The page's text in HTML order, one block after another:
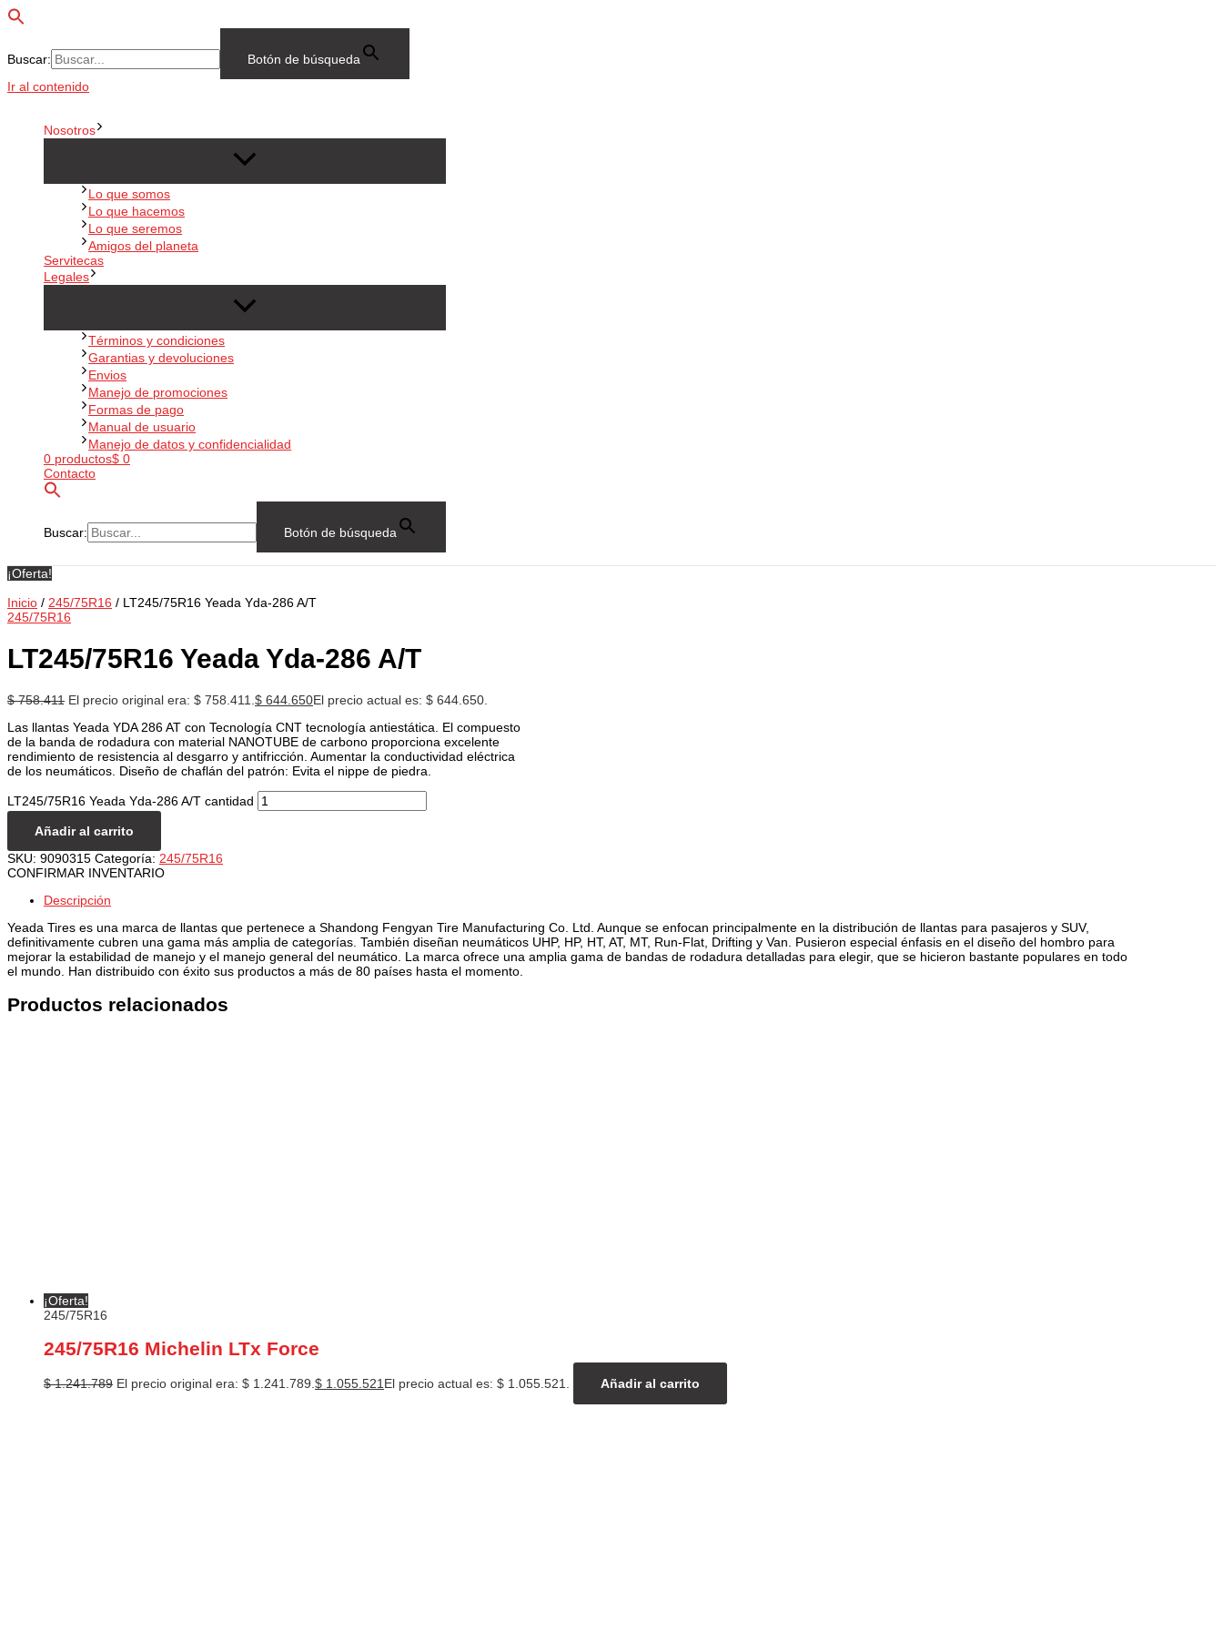
Buscar:
Botón de búsqueda
Ir al contenido
Nosotros
Lo que somos
Lo que hacemos
Lo que seremos
Amigos del planeta
Servitecas
Legales
Términos y condiciones
Garantias y devoluciones
Envios
Manejo de promociones
Formas de pago
Manual de usuario
Manejo de datos y confidencialidad
0 productos$ 0
Contacto
Buscar: Botón de búsqueda
¡Oferta!
Inicio / 245/75R16 / LT245/75R16 Yeada Yda-286 A/T
245/75R16
LT245/75R16 Yeada Yda-286 A/T
$758.411 El precio original era: $ 758.411. $ 644.650El precio actual es: $ 644.650.
Las llantas Yeada YDA 286 AT con Tecnología CNT tecnología antiestática. El compuesto
de la banda de rodadura con material NANOTUBE de carbono proporciona excelente
rendimiento de resistencia al desgarro y antifricción. Aumentar la conductividad eléctrica
de los neumáticos. Diseño de chaflán del patrón: Evita el nippe de piedra.
LT245/75R16 Yeada Yda-286 A/T cantidad
Añadir al carrito
SKU: 9090315 Categoría: 245/75R16
CONFIRMAR INVENTARIO
Descripción
Yeada Tires es una marca de llantas que pertenece a Shandong Fengyan Tire Manufacturing Co. Ltd. Aunque se enfocan principalmente en la distribución de llantas para pasajeros y SUV,
definitivamente cubren una gama más amplia de categorías. También diseñan neumáticos UHP, HP, HT, AT, MT, Run-Flat, Drifting y Van. Pusieron especial énfasis en el diseño del hombro para
mejorar la estabilidad de manejo y el manejo general del neumático. La marca ofrece una amplia gama de bandas de rodadura detalladas para elegir, que se hicieron bastante populares en todo
el mundo. Han distribuido con éxito sus productos a más de 80 países hasta el momento.
Productos relacionados
¡Oferta!
245/75R16
245/75R16 Michelin LTx Force
$1.241.789 El precio original era: $ 1.241.789.$ 1.055.521El precio actual es: $ 1.055.521. Añadir al carrito